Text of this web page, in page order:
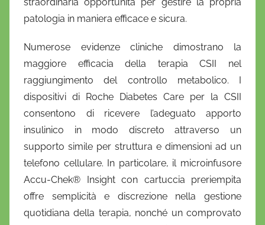
patologia in maniera efficace e sicura.
Numerose evidenze cliniche dimostrano la
maggiore efficacia della terapia CSII nel
raggiungimento del controllo metabolico. I
dispositivi di Roche Diabetes Care per la CSII
consentono di ricevere l’adeguato apporto
insulinico in modo discreto attraverso un
supporto simile per struttura e dimensioni ad un
telefono cellulare. In particolare, il microinfusore
Accu-Chek® Insight con cartuccia preriempita
offre semplicità e discrezione nella gestione
quotidiana della terapia, nonché un comprovato